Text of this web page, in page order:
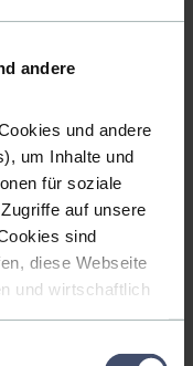
andere
und andere
um Inhalte und
für soziale
auf unsere
sind
diese Webseite
und wirtschaftlich
Ihrer Verwendung
Tools sind bereits am
uns zu?
UND